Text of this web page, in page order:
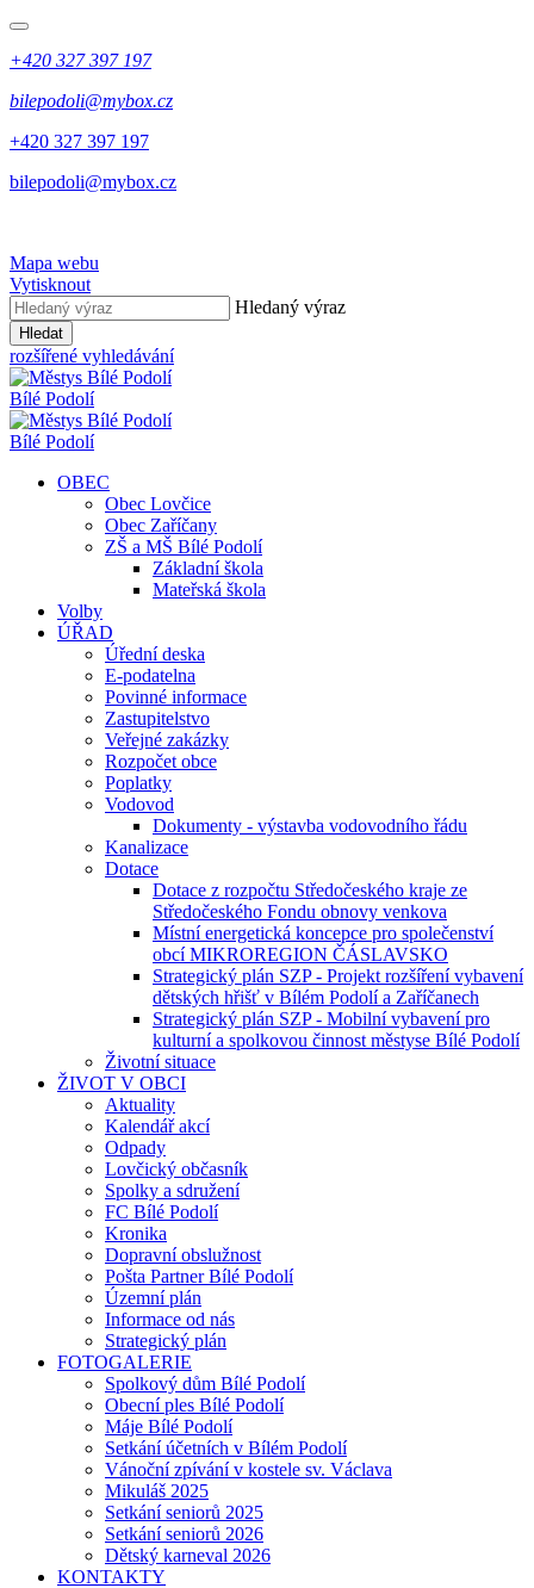
+420 327 397 197
bilepodoli@mybox.cz
+420 327 397 197
bilepodoli@mybox.cz
Mapa webu
Vytisknout
Hledaný výraz
Hledat
rozšířené vyhledávání
Bílé Podolí
Bílé Podolí
OBEC
Obec Lovčice
Obec Zaříčany
ZŠ a MŠ Bílé Podolí
Základní škola
Mateřská škola
Volby
ÚŘAD
Úřední deska
E-podatelna
Povinné informace
Zastupitelstvo
Veřejné zakázky
Rozpočet obce
Poplatky
Vodovod
Dokumenty - výstavba vodovodního řádu
Kanalizace
Dotace
Dotace z rozpočtu Středočeského kraje ze
Středočeského Fondu obnovy venkova
Místní energetická koncepce pro společenství
obcí MIKROREGION ČÁSLAVSKO
Strategický plán SZP - Projekt rozšíření vybavení
dětských hřišť v Bílém Podolí a Zaříčanech
Strategický plán SZP - Mobilní vybavení pro
kulturní a spolkovou činnost městyse Bílé Podolí
Životní situace
ŽIVOT V OBCI
Aktuality
Kalendář akcí
Odpady
Lovčický občasník
Spolky a sdružení
FC Bílé Podolí
Kronika
Dopravní obslužnost
Pošta Partner Bílé Podolí
Územní plán
Informace od nás
Strategický plán
FOTOGALERIE
Spolkový dům Bílé Podolí
Obecní ples Bílé Podolí
Máje Bílé Podolí
Setkání účetních v Bílém Podolí
Vánoční zpívání v kostele sv. Václava
Mikuláš 2025
Setkání seniorů 2025
Setkání seniorů 2026
Dětský karneval 2026
KONTAKTY